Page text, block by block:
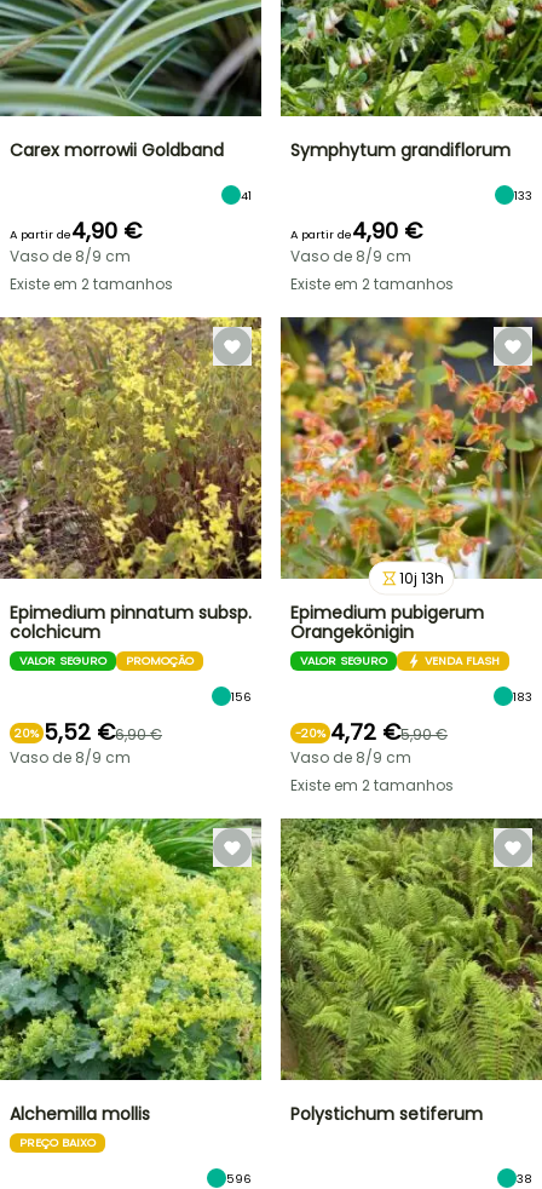
Carex morrowii Goldband
41
A partir de4,90 €
Vaso de 8/9 cm
Existe em 2 tamanhos
Symphytum grandiflorum
133
A partir de4,90 €
Vaso de 8/9 cm
Existe em 2 tamanhos
Epimedium pinnatum subsp.
colchicum
VALOR SEGURO PROMOÇÃO
156
20% 5,52 €6,90 €
Vaso de 8/9 cm
10j 13h
Epimedium pubigerum
Orangekönigin
VALOR SEGURO VENDA FLASH
183
-20% 4,72 €5,90 €
Vaso de 8/9 cm
Existe em 2 tamanhos
Alchemilla mollis
PREÇO BAIXO
596
Polystichum setiferum
38